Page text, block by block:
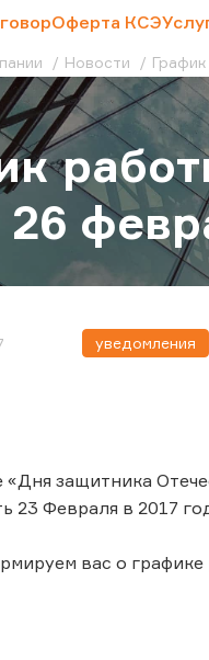
Оферта КСЭ
Новости
26
уведомления
защитника
23 Февраля в 2017
вас о